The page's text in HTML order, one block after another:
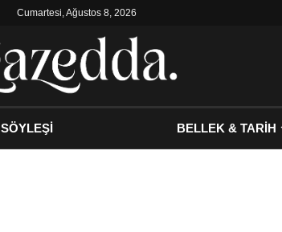
Cumartesi, Ağustos 8, 2026
SÖYLEŞİ BELLEK & TARİH